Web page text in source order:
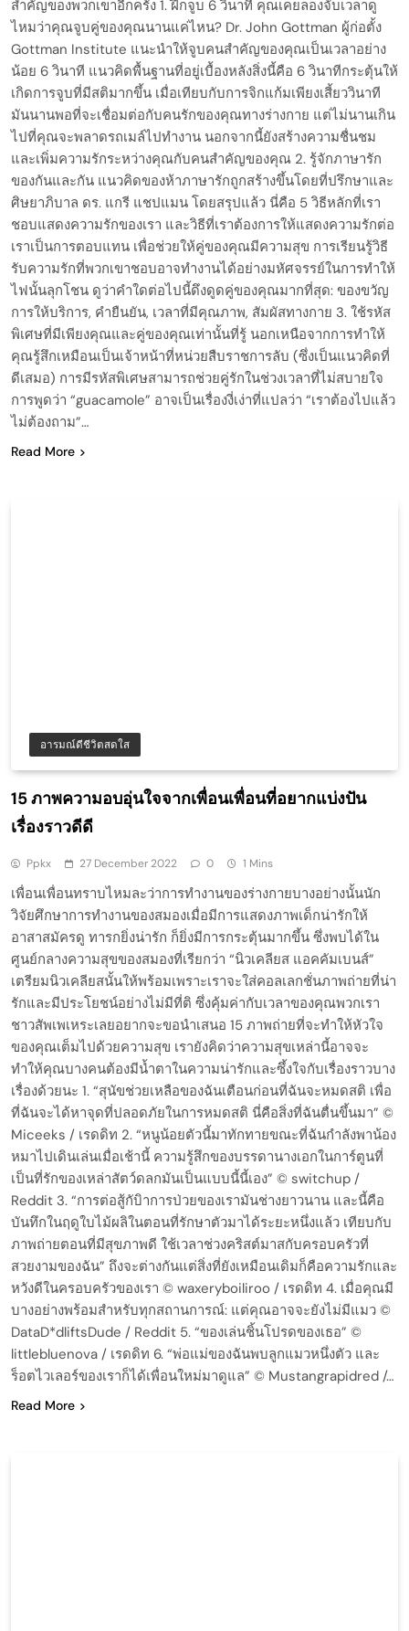
สำคัญของพวกเขาอีกครั้ง 1. ฝึกจูบ 6 วินาที คุณเคยลองจับเวลาดู
ไหมว่าคุณจูบคู่ของคุณนานแค่ไหน? Dr. John Gottman ผู้ก่อตั้ง
Gottman Institute แนะนำให้จูบคนสำคัญของคุณเป็นเวลาอย่าง
น้อย 6 วินาที แนวคิดพื้นฐานที่อยู่เบื้องหลังสิ่งนี้คือ 6 วินาทีกระตุ้นให้
เกิดการจูบที่มีสติมากขึ้น เมื่อเทียบกับการจิกแก้มเพียงเสี้ยววินาที
มันนานพอที่จะเชื่อมต่อกับคนรักของคุณทางร่างกาย แต่ไม่นานเกิน
ไปที่คุณจะพลาดรถเมล์ไปทำงาน นอกจากนี้ยังสร้างความชื่นชม
และเพิ่มความรักระหว่างคุณกับคนสำคัญของคุณ 2. รู้จักภาษารัก
ของกันและกัน แนวคิดของห้าภาษารักถูกสร้างขึ้นโดยที่ปรึกษาและ
ศิษยาภิบาล ดร. แกรี แชปแมน โดยสรุปแล้ว นี่คือ 5 วิธีหลักที่เรา
ชอบแสดงความรักของเรา และวิธีที่เราต้องการให้แสดงความรักต่อ
เราเป็นการตอบแทน เพื่อช่วยให้คู่ของคุณมีความสุข การเรียนรู้วิธี
รับความรักที่พวกเขาชอบอาจทำงานได้อย่างมหัศจรรย์ในการทำให้
ไฟนั้นลุกโชน ดูว่าคำใดต่อไปนี้ดึงดูดคู่ของคุณมากที่สุด: ของขวัญ
การให้บริการ, คำยืนยัน, เวลาที่มีคุณภาพ, สัมผัสทางกาย 3. ใช้รหัส
พิเศษที่มีเพียงคุณและคู่ของคุณเท่านั้นที่รู้ นอกเหนือจากการทำให้
คุณรู้สึกเหมือนเป็นเจ้าหน้าที่หน่วยสืบราชการลับ (ซึ่งเป็นแนวคิดที่
ดีเสมอ) การมีรหัสพิเศษสามารถช่วยคู่รักในช่วงเวลาที่ไม่สบายใจ
การพูดว่า “guacamole” อาจเป็นเรื่องงี่เง่าที่แปลว่า “เราต้องไปแล้ว
ไม่ต้องถาม”…
Read More
อารมณ์ดีชีวิตสดใส
15 ภาพความอบอุ่นใจจากเพื่อนเพื่อนที่อยากแบ่งปัน
เรื่องราวดีดี
Ppkx 27 December 2022 0 1 Mins
เพื่อนเพื่อนทราบไหมละว่าการทำงานของร่างกายบางอย่างนั้นนัก
วิจัยศึกษาการทำงานของสมองเมื่อมีการแสดงภาพเด็กน่ารักให้
อาสาสมัครดู ทารกยิ่งน่ารัก ก็ยิ่งมีการกระตุ้นมากขึ้น ซึ่งพบได้ใน
ศูนย์กลางความสุขของสมองที่เรียกว่า “นิวเคลียส แอคคัมเบนส์”
เตรียมนิวเคลียสนั้นให้พร้อมเพราะเราจะใส่คอลเลกชั่นภาพถ่ายที่น่า
รักและมีประโยชน์อย่างไม่มีที่ติ ซึ่งคุ้มค่ากับเวลาของคุณพวกเรา
ชาวสัพเพเหระเลยอยากจะขอนำเสนอ 15 ภาพถ่ายที่จะทำให้หัวใจ
ของคุณเต็มไปด้วยความสุข เรายังคิดว่าความสุขเหล่านี้อาจจะ
ทำให้คุณบางคนต้องมีน้ำตาในความน่ารักและซึ้งใจกับเรื่องราวบาง
เรื่องด้วยนะ 1. “สุนัขช่วยเหลือของฉันเตือนก่อนที่ฉันจะหมดสติ เพื่อ
ที่ฉันจะได้หาจุดที่ปลอดภัยในการหมดสติ นี่คือสิ่งที่ฉันตื่นขึ้นมา” ©
Miceeks / เรดดิท 2. “หนูน้อยตัวนี้มาทักทายขณะที่ฉันกำลังพาน้อง
หมาไปเดินเล่นเมื่อเช้านี้ ความรู้สึกของบรรดานางเอกในการ์ตูนที่
เป็นที่รักของเหล่าสัตว์ดลกมันเป็นแบบนี้นี้เอง” © switchup /
Reddit 3. “การต่อสู้กับิาการป่วยของเรามันช่างยาวนาน และนี้คือ
บันทึกในฤดูใบไม้ผลิในตอนที่รักษาตัวมาได้ระยะหนึ่งแล้ว เทียบกับ
ภาพถ่ายตอนที่มีสุขภาพดี ใช้เวลาช่วงคริสต์มาสกับครอบครัวที่
สวยงามของฉัน” ถึงจะต่างกันแต่สิ่งที่ยังเหมือนเดิมก็คือความรักและ
หวังดีในครอบครัวของเรา © waxeryboiliroo / เรดดิท 4. เมื่อคุณมี
บางอย่างพร้อมสำหรับทุกสถานการณ์: แต่คุณอาจจะยังไม่มีแมว ©
DataD*dliftsDude / Reddit 5. “ของเล่นชิ้นโปรดของเธอ” ©
littlebluenova / เรดดิท 6. “พ่อแม่ของฉันพบลูกแมวหนึ่งตัว และ
ร็อตไวเลอร์ของเราก็ได้เพื่อนใหม่มาดูแล” © Mustangrapidred /…
Read More